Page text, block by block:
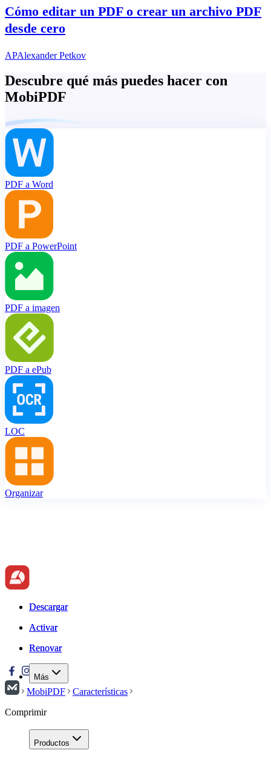
Cómo editar un PDF o crear un archivo PDF
desde cero
APAlexander Petkov
Descubre qué más puedes hacer con
MobiPDF
PDF a Word
PDF a PowerPoint
PDF a imagen
PDF a ePub
LOC
Organizar
Descargar
Activar
Renovar
Más
Descargar
Activar
Renovar
MobiPDF
Características
Comprimir
Productos